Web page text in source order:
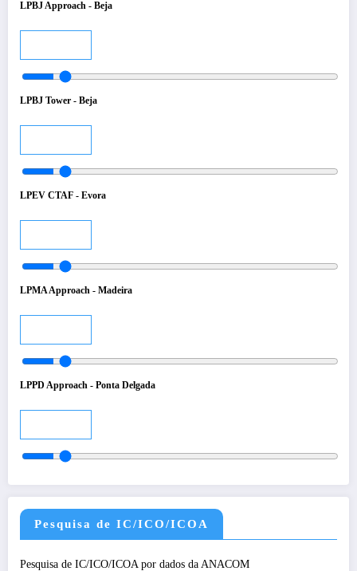
LPBJ Approach - Beja
LPBJ Tower - Beja
LPEV CTAF - Evora
LPMA Approach - Madeira
LPPD Approach - Ponta Delgada
Pesquisa de IC/ICO/ICOA
Pesquisa de IC/ICO/ICOA por dados da ANACOM